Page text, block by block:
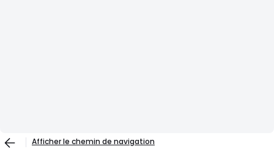
Afficher le chemin de navigation